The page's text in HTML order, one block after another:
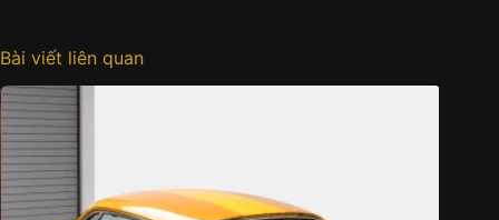
Bài viết liên quan